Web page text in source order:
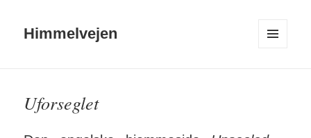
Himmelvejen
Uforseglet